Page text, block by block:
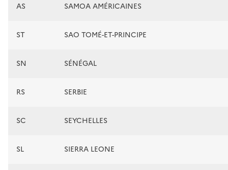
AS SAMOA AMÉRICAINES
ST SAO TOMÉ-ET-PRINCIPE
SN SÉNÉGAL
RS SERBIE
SC SEYCHELLES
SL SIERRA LEONE